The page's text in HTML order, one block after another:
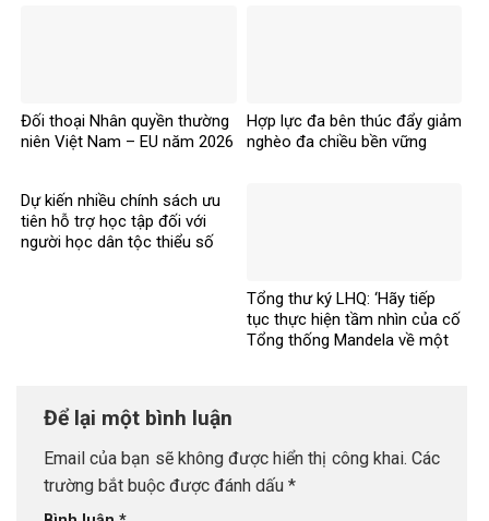
Đối thoại Nhân quyền thường
niên Việt Nam – EU năm 2026
Hợp lực đa bên thúc đẩy giảm
nghèo đa chiều bền vững
Dự kiến nhiều chính sách ưu
tiên hỗ trợ học tập đối với
người học dân tộc thiểu số
Tổng thư ký LHQ: ‘Hãy tiếp
tục thực hiện tầm nhìn của cố
Tổng thống Mandela về một
Để lại một bình luận
Email của bạn sẽ không được hiển thị công khai. Các
trường bắt buộc được đánh dấu *